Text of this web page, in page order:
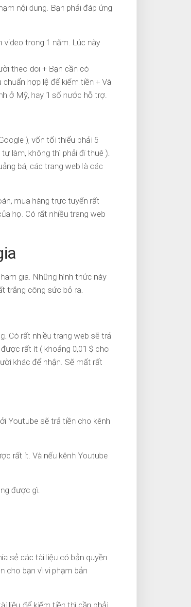
nội dung. Bạn phải đáp ứng
video trong 1 năm. Lúc này
theo dõi + Bạn cần có
hợp lệ để kiếm tiền + Và
ở Mỹ, hay 1 số nước hỗ trợ.
), vốn tối thiểu phải 5
làm, không thì phải đi thuê ).
bá, các trang web là các
mua hàng trực tuyến rất
họ. Có rất nhiều trang web
gia. Những hình thức này
trắng công sức bỏ ra.
Có rất nhiều trang web sẽ trả
rất ít ( khoảng 0,01 $ cho
khác để nhận. Sẽ mất rất
Youtube sẽ trả tiền cho kênh
rất ít. Và nếu kênh Youtube
được gì.
sẻ các tài liệu có bản quyền.
cho bạn vì vi phạm bản
liệu để kiếm tiền thì cần phải